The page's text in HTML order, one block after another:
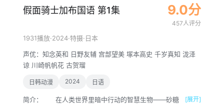
假面骑士加布国语 第1集 9.0分
457人评分
1931播放·2024·特摄·日本
声优： 知念英和 日野友辅 宫部望美 塚本高史 千岁真知 泷泽
谅 川崎帆帆花 古贺瑠
日韩动漫 2024 日语
简介：
在人类世界里暗中行动的智慧生物——砂糖
[展开]